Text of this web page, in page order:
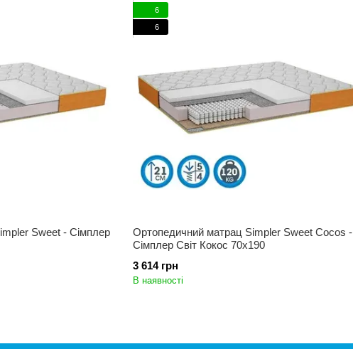
Sweet - Сімплер
6
6
Ортопедичний матрац Simpler Sweet Cocos -
Сімплер Світ Кокос 70x190
3 614 грн
В наявності